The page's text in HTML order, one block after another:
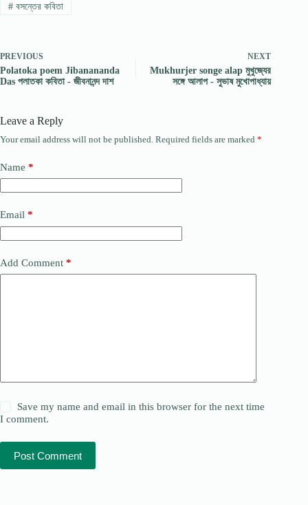
#বসন্তের কবিতা
PREVIOUS
Polatoka poem Jibanananda
Das পলাতকা কবিতা - জীবনানন্দ দাশ
NEXT
Mukhurjer songe alap মুখুজ্যের
সঙ্গে আলাপ - সুভাষ মুখোপাধ্যায়
Leave a Reply
Your email address will not be published. Required fields are marked *
Name *
Email *
Add Comment *
Save my name and email in this browser for the next time
I comment.
Post Comment